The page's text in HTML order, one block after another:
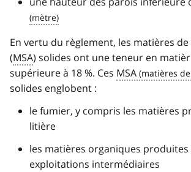
En vertu du règlement, les matières
(MSA) solides ont une teneur en
supérieure à 18 %. Ces MSA
solides englobent :
le fumier, y compris les matières
litière
les matières organiques produites
exploitations intermédiaires